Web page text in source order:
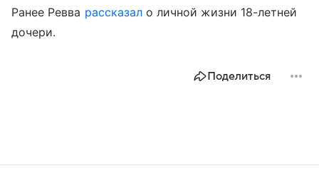
Ранее Ревва рассказал о личной жизни 18-летней
дочери.
Поделиться